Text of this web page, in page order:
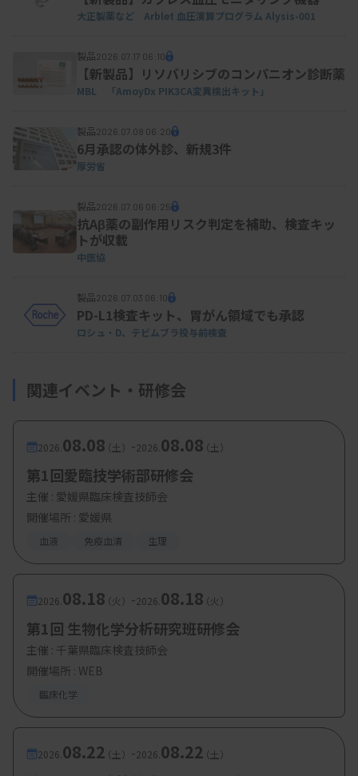
大正製薬など Arblet 血圧演算プログラム Alysis-001
製品2026.07.17 06:10
【新製品】リソバリシブのコンパニオン診断薬
MBL 「AmoyDx PIK3CA変異検出キット」
製品2026.07.08 06:20
6月承認の体外診、新規3件
厚労省
製品2026.07.06 06:25
抗Aβ薬の副作用リスク判定を補助、検査キッ
トが収載
中医協
製品2026.07.03 06:10
PD-L1検査キット、胃がん領域でも承認
ロシュ・D、テビムブラ投与前検査
関連イベント・研修会
2026. 08.08（土） -2026. 08.08（土）
第1回愛臨技学術部研修会
主催 : 愛媛県臨床検査技師会
開催場所 : 愛媛県
血液 免疫血清 生理
2026. 08.18（火） -2026. 08.18（火）
第1回 生物化学分析研究班研修会
主催 : 千葉県臨床検査技師会
開催場所 : WEB
臨床化学
2026. 08.22（土） -2026. 08.22（土）